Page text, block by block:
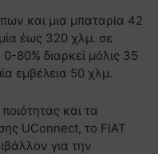
και μια μπαταρία 42
έως 320 χλμ. σε
80% διαρκεί μόλις 35
εμβέλεια 50 χλμ.
και τα
UConnect, το FIAT
για την